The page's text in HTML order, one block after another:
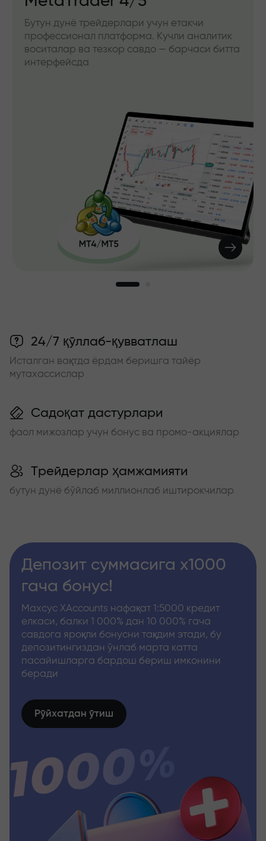
Бутун дунё трейдерлари учун етакчи
профессионал платформа. Кучли аналитик
воситалар ва тезкор савдо — барчаси битта
интерфейсда
24/7 қўллаб-қувватлаш
Исталган вақтда ёрдам беришга тайёр
мутахассислар
Садоқат дастурлари
фаол мижозлар учун бонус ва промо-акциялар
Трейдерлар ҳамжамияти
бутун дунё бўйлаб миллионлаб иштирокчилар
Депозит суммасига x1000
гача бонус!
Махсус XAccounts нафақат 1:5000 кредит
елкаси, балки 1 000% дан 10 000% гача
савдога яроқли бонусни тақдим этади, бу
депозитингиздан ўнлаб марта катта
пасайишларга бардош бериш имконини
беради
Рўйхатдан ўтиш